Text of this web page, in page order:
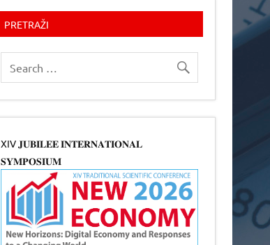
PRETRAŽI
XIV 𝐉𝐔𝐁𝐈𝐋𝐄𝐄 𝐈𝐍𝐓𝐄𝐑𝐍𝐀𝐓𝐈𝐎𝐍𝐀𝐋
𝐒𝐘𝐌𝐏𝐎𝐒𝐈𝐔𝐌